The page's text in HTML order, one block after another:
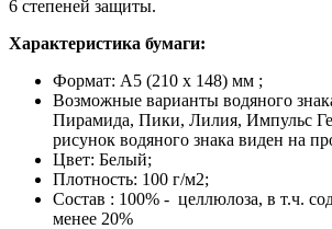
6 степеней защиты.
Характеристика бумаги:
Формат: А5 (210 х 148) мм ;
Возможные варианты водяного
Пирамида, Пики, Лилия, Импульс
рисунок водяного знака виден на
Цвет: Белый;
Плотность: 100 г/м2;
Состав : 100% - целлюлоза, в т.ч.
менее 20%